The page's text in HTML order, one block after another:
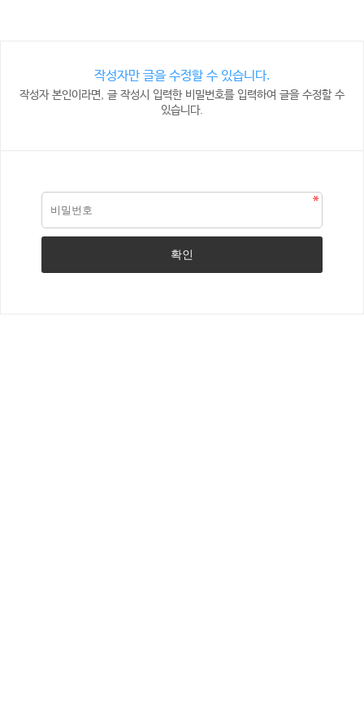
작성자만 글을 수정할 수 있습니다.
작성자 본인이라면, 글 작성시 입력한 비밀번호를 입력하여 글을 수정할 수
있습니다.